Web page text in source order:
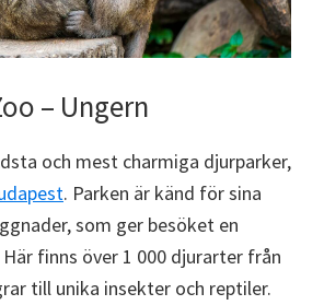
– Ungern
och mest charmiga djurparker,
. Parken är känd för sina
som ger besöket en
finns över 1 000 djurarter från
till unika insekter och reptiler.